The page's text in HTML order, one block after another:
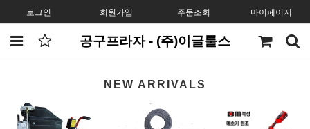
로그인 회원가입 주문조회 마이페이지
공구프라자 - (주)이글툴스
NEW ARRIVALS